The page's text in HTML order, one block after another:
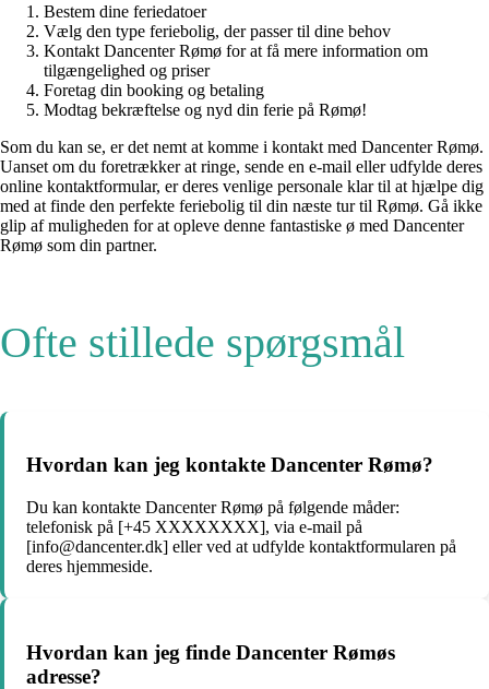
Bestem dine feriedatoer
Vælg den type feriebolig, der passer til dine behov
Kontakt Dancenter Rømø for at få mere information om
tilgængelighed og priser
Foretag din booking og betaling
Modtag bekræftelse og nyd din ferie på Rømø!
Som du kan se, er det nemt at komme i kontakt med Dancenter Rømø.
Uanset om du foretrækker at ringe, sende en e-mail eller udfylde deres
online kontaktformular, er deres venlige personale klar til at hjælpe dig
med at finde den perfekte feriebolig til din næste tur til Rømø. Gå ikke
glip af muligheden for at opleve denne fantastiske ø med Dancenter
Rømø som din partner.
Ofte stillede spørgsmål
Hvordan kan jeg kontakte Dancenter Rømø?
Du kan kontakte Dancenter Rømø på følgende måder:
telefonisk på [+45 XXXXXXXX], via e-mail på
[info@dancenter.dk] eller ved at udfylde kontaktformularen på
deres hjemmeside.
Hvordan kan jeg finde Dancenter Rømøs
adresse?